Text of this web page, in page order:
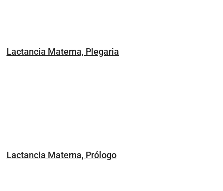
Lactancia Materna, Plegaria
Lactancia Materna, Prólogo